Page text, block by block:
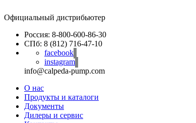
Официальный дистрибьютер
Россия: 8-800-600-86-30
СПб: 8 (812) 716-47-10
facebook
instagram
info@calpeda-pump.com
О нас
Продукты и каталоги
Документы
Дилеры и сервис